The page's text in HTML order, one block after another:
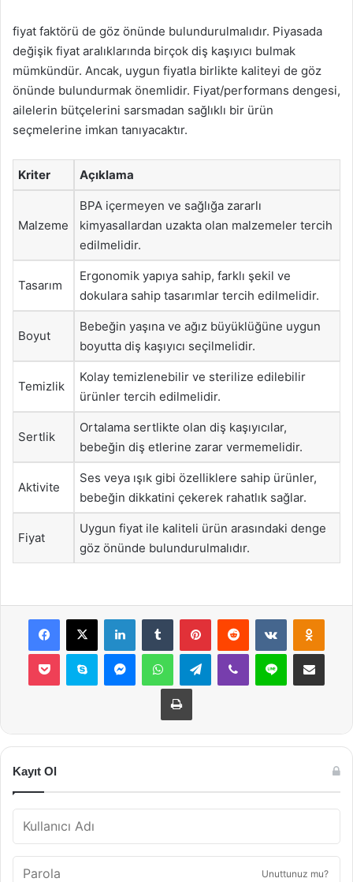
fiyat faktörü de göz önünde bulundurulmalıdır. Piyasada
değişik fiyat aralıklarında birçok diş kaşıyıcı bulmak
mümkündür. Ancak, uygun fiyatla birlikte kaliteyi de göz
önünde bulundurmak önemlidir. Fiyat/performans dengesi,
ailelerin bütçelerini sarsmadan sağlıklı bir ürün
seçmelerine imkan tanıyacaktır.
Kriter Açıklama
Malzeme
BPA içermeyen ve sağlığa zararlı
kimyasallardan uzakta olan malzemeler tercih
edilmelidir.
Tasarım
Ergonomik yapıya sahip, farklı şekil ve
dokulara sahip tasarımlar tercih edilmelidir.
Boyut
Bebeğin yaşına ve ağız büyüklüğüne uygun
boyutta diş kaşıyıcı seçilmelidir.
Temizlik
Kolay temizlenebilir ve sterilize edilebilir
ürünler tercih edilmelidir.
Sertlik
Ortalama sertlikte olan diş kaşıyıcılar,
bebeğin diş etlerine zarar vermemelidir.
Aktivite
Ses veya ışık gibi özelliklere sahip ürünler,
bebeğin dikkatini çekerek rahatlık sağlar.
Fiyat
Uygun fiyat ile kaliteli ürün arasındaki denge
göz önünde bulundurulmalıdır.
Facebook
X LinkedInTumblr PinterestReddit VKontakte
Pocket Skype MessengerWhatsAppTelegramViber Line E-Posta ile
Yazdır
Kayıt Ol
Unuttunuz mu?